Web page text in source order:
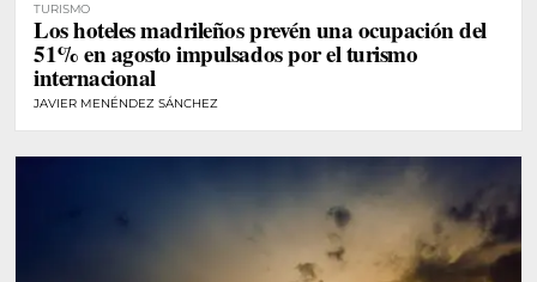
TURISMO
Los hoteles madrileños prevén una ocupación del
51% en agosto impulsados por el turismo
internacional
JAVIER MENÉNDEZ SÁNCHEZ